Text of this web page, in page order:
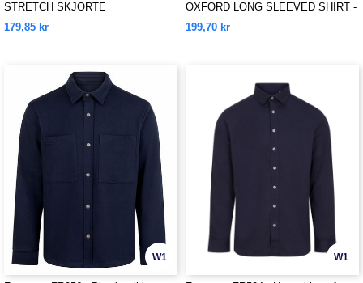
STRETCH SKJORTE
179,85 kr
OXFORD LONG SLEEVED SHIRT -
CLASSIC FIT
199,70 kr
W1 W1